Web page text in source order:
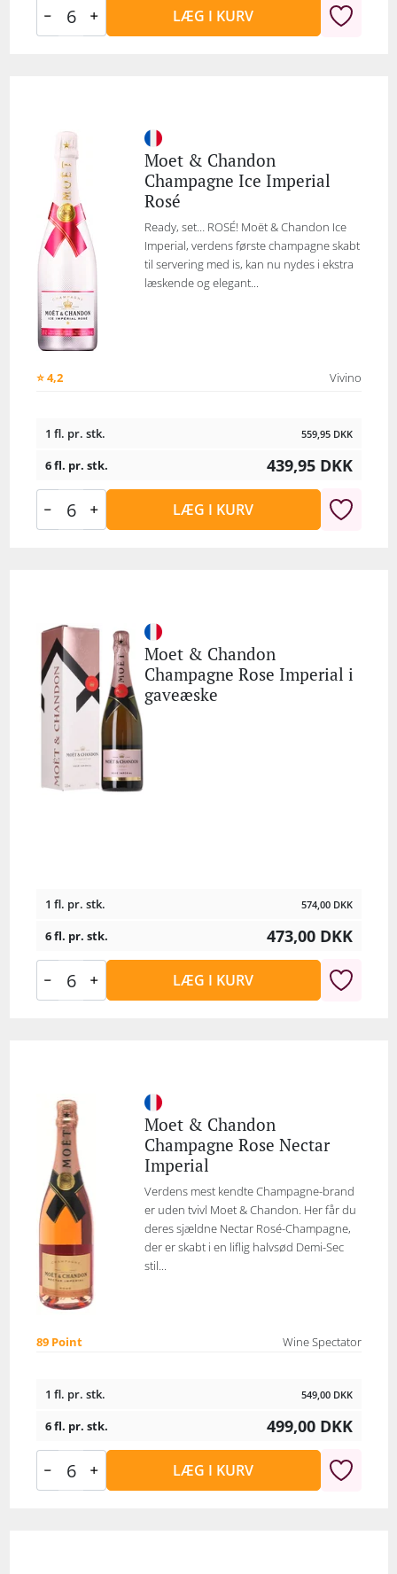
LÆG I KURV
Moet & Chandon
Champagne Ice Imperial
Rosé
Ready, set… ROSÉ! Moët & Chandon Ice
Imperial, verdens første champagne skabt
til servering med is, kan nu nydes i ekstra
læskende og elegant...
⭐ 4,2 Vivino
1 fl. pr. stk. 559,95 DKK
6 fl. pr. stk. 439,95 DKK
LÆG I KURV
Moet & Chandon
Champagne Rose Imperial i
gaveæske
1 fl. pr. stk. 574,00 DKK
6 fl. pr. stk. 473,00 DKK
LÆG I KURV
Moet & Chandon
Champagne Rose Nectar
Imperial
Verdens mest kendte Champagne-brand
er uden tvivl Moet & Chandon. Her får du
deres sjældne Nectar Rosé-Champagne,
der er skabt i en liflig halvsød Demi-Sec
stil...
89 Point Wine Spectator
1 fl. pr. stk. 549,00 DKK
6 fl. pr. stk. 499,00 DKK
LÆG I KURV